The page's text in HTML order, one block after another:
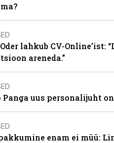
lahkub CV-Online’ist:
areneda.”
Panga uus personalijuht
enam ei müü: